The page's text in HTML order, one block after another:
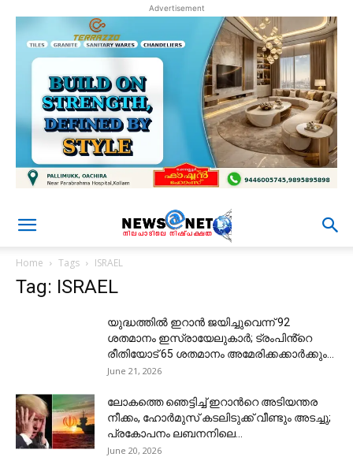
Advertisement
Home Tags ISRAEL
Tag: ISRAEL
യുദ്ധത്തിൽ ഇറാൻ ജയിച്ചുവെന്ന് 92
ശതമാനം ഇസ്രായേലുകാർ; ട്രംപിൻ്റെ
രീതിയോട് 65 ശതമാനം അമേരിക്കക്കാർക്കും...
June 21, 2026
ലോകത്തെ ‍ഞെട്ടിച്ച് ഇറാന്‍റെ അടിയന്തര
നീക്കം, ഹോർമുസ് കടലിടുക്ക് വീണ്ടും അടച്ചു;
പ്രകോപനം ലബനനിലെ...
June 20, 2026